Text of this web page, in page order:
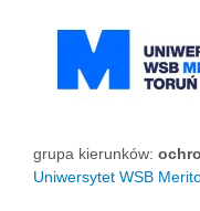
grupa kierunków:
Uniwersytet WSB